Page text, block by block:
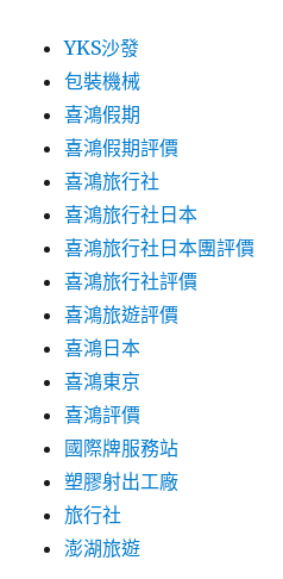
YKS沙發
包裝機械
喜鴻假期
喜鴻假期評價
喜鴻旅行社
喜鴻旅行社日本
喜鴻旅行社日本團評價
喜鴻旅行社評價
喜鴻旅遊評價
喜鴻日本
喜鴻東京
喜鴻評價
國際牌服務站
塑膠射出工廠
旅行社
澎湖旅遊